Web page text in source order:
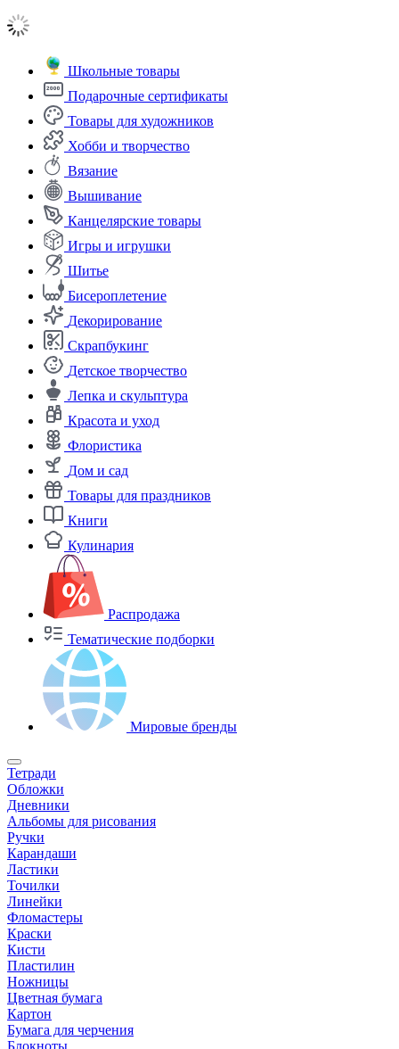
Школьные товары
Подарочные сертификаты
Товары для художников
Хобби и творчество
Вязание
Вышивание
Канцелярские товары
Игры и игрушки
Шитье
Бисероплетение
Декорирование
Скрапбукинг
Детское творчество
Лепка и скульптура
Красота и уход
Флористика
Дом и сад
Товары для праздников
Книги
Кулинария
Распродажа
Тематические подборки
Мировые бренды
Тетради
Обложки
Дневники
Альбомы для рисования
Ручки
Карандаши
Ластики
Точилки
Линейки
Фломастеры
Краски
Кисти
Пластилин
Ножницы
Цветная бумага
Картон
Бумага для черчения
Блокноты